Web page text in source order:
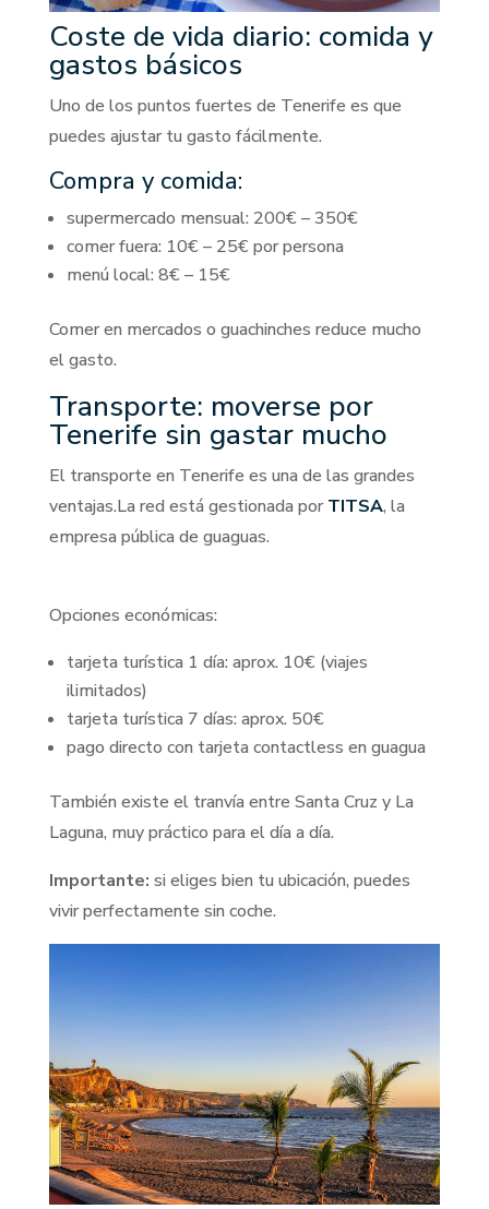
Coste de vida diario: comida y
gastos básicos
Uno de los puntos fuertes de Tenerife es que
puedes ajustar tu gasto fácilmente.
Compra y comida:
supermercado mensual: 200€ – 350€
comer fuera: 10€ – 25€ por persona
menú local: 8€ – 15€
Comer en mercados o guachinches reduce mucho
el gasto.
Transporte: moverse por
Tenerife sin gastar mucho
El transporte en Tenerife es una de las grandes
ventajas.La red está gestionada porTITSA, la
empresa pública de guaguas.
Opciones económicas:
tarjeta turística 1 día: aprox. 10€ (viajes
ilimitados)
tarjeta turística 7 días: aprox. 50€
pago directo con tarjeta contactless en guagua
También existe el tranvía entre Santa Cruz y La
Laguna, muy práctico para el día a día.
Importante: si eliges bien tu ubicación, puedes
vivir perfectamente sin coche.